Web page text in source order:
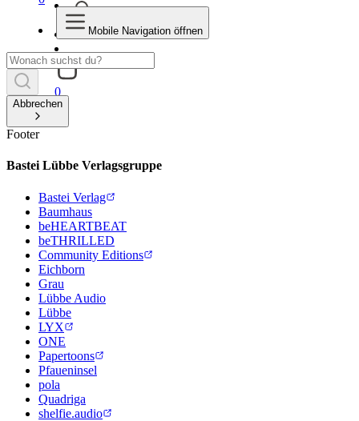
0
Mobile Navigation öffnen
Abbrechen
Footer
Bastei Lübbe Verlagsgruppe
Bastei Verlag
Baumhaus
beHEARTBEAT
beTHRILLED
Community Editions
Eichborn
Grau
Lübbe Audio
Lübbe
LYX
ONE
Papertoons
Pfaueninsel
pola
Quadriga
shelfie.audio